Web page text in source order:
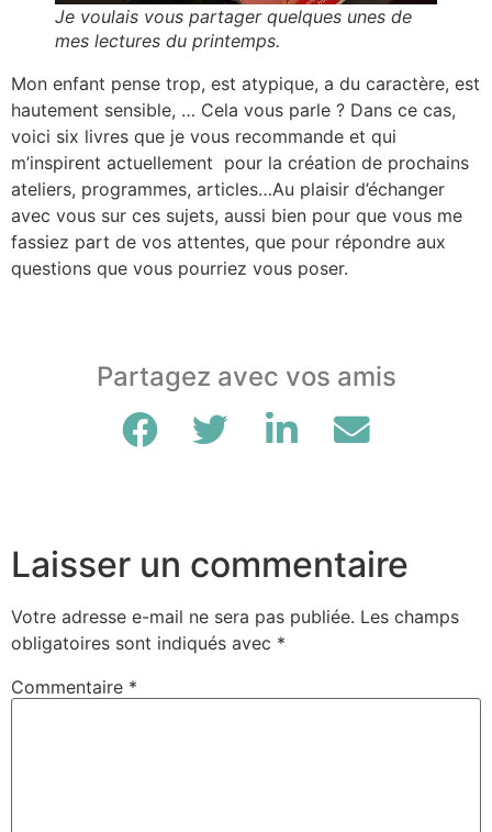
Je voulais vous partager quelques unes de
mes lectures du printemps.
Mon enfant pense trop, est atypique, a du caractère, est
hautement sensible, … Cela vous parle ? Dans ce cas,
voici six livres que je vous recommande et qui
m’inspirent actuellement pour la création de prochains
ateliers, programmes, articles…Au plaisir d’échanger
avec vous sur ces sujets, aussi bien pour que vous me
fassiez part de vos attentes, que pour répondre aux
questions que vous pourriez vous poser.
Partagez avec vos amis
Laisser un commentaire
Votre adresse e-mail ne sera pas publiée. Les champs
obligatoires sont indiqués avec *
Commentaire *